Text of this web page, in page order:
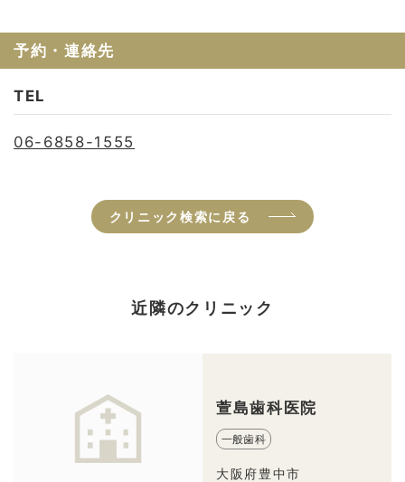
予約・連絡先
TEL
06-6858-1555
クリニック検索に戻る
近隣のクリニック
萱島歯科医院
一般歯科
大阪府豊中市